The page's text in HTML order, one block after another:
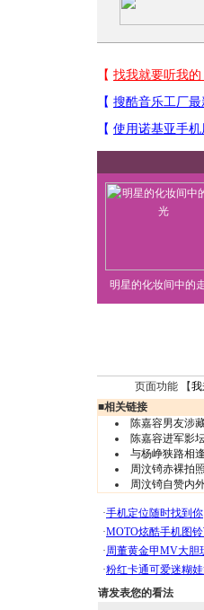
明星的化妆间中的
页面功能 【我
■相关链接
陈嘉容男友涉
陈嘉容进军影
与杨峥狭路相
周汶锜赤裸拍
周汶锜自赞内
请发表您的看法